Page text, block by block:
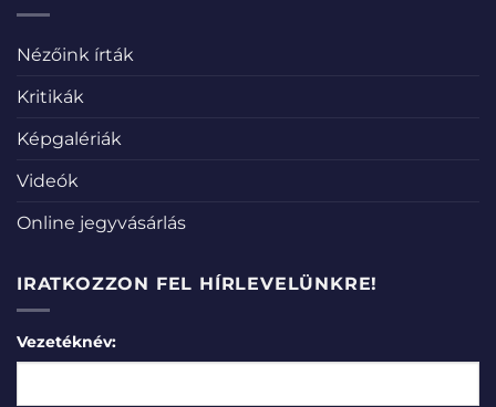
Nézőink írták
Kritikák
Képgalériák
Videók
Online jegyvásárlás
IRATKOZZON FEL HÍRLEVELÜNKRE!
Vezetéknév: